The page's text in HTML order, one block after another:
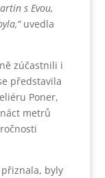
s Evou,
uvedla
zúčastnili i
představila
Poner,
metrů
byly